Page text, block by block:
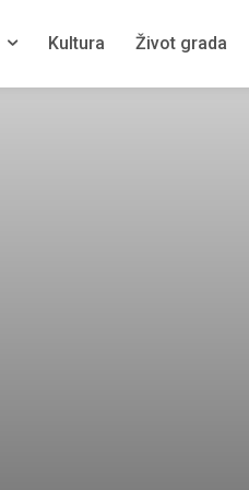
Kultura Život grada